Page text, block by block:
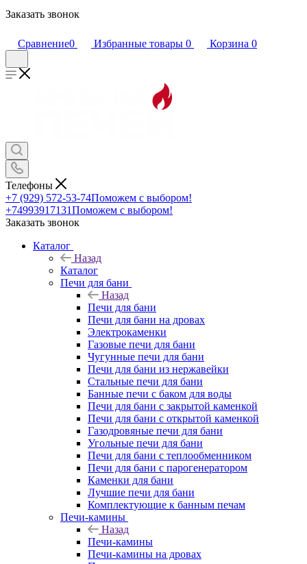
Заказать звонок
Сравнение0 Избранные товары 0 Корзина 0
Телефоны
+7 (929) 572-53-74Поможем с выбором!
+74993917131Поможем с выбором!
Заказать звонок
Каталог
Назад
Каталог
Печи для бани
Назад
Печи для бани
Печи для бани на дровах
Электрокаменки
Газовые печи для бани
Чугунные печи для бани
Печи для бани из нержавейки
Стальные печи для бани
Банные печи с баком для воды
Печи для бани с закрытой каменкой
Печи для бани с открытой каменкой
Газодровяные печи для бани
Угольные печи для бани
Печи для бани с теплообменником
Печи для бани с парогенератором
Каменки для бани
Лучшие печи для бани
Комплектующие к банным печам
Печи-камины
Назад
Печи-камины
Печи-камины на дровах